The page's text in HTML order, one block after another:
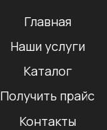
Главная
Наши услуги
Каталог
Получить прайс
Контакты